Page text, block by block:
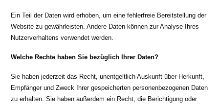
Ein Teil der Daten wird erhoben, um eine fehlerfreie Bereitstellung der
Website zu gewährleisten. Andere Daten können zur Analyse Ihres
Nutzerverhaltens verwendet werden.
Welche Rechte haben Sie bezüglich Ihrer Daten?
Sie haben jederzeit das Recht, unentgeltlich Auskunft über Herkunft,
Empfänger und Zweck Ihrer gespeicherten personenbezogenen Daten
zu erhalten. Sie haben außerdem ein Recht, die Berichtigung oder